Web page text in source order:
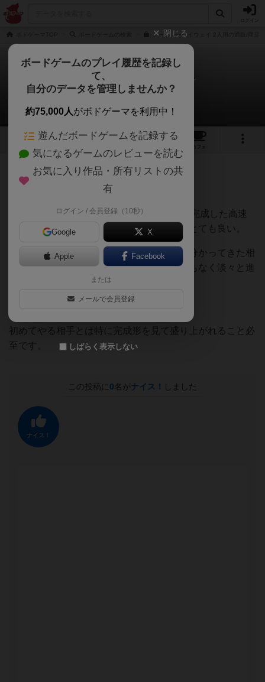
トーキョーハイウェイ 2人用の通販/商品
トーキョー・ハイウェイ
いんちきさんのレビュー
17 4 23
カフェ
69名 0名 0 約1ヶ月前
第1版の方です(ビルがシンプルで少ない)、完成した高速
道路は壮観で見応えがあります。この点はとても良い。
ゲーム性としてはやや単調で、セオリーが分かってきた相
手同士だとそこまで大きな駆け引きや逆転もなく淡々と進
初めてやる相手とは特に完成形を見て盛り上がれること必
至です。
この投稿に 0名がナイス！ しました
ナイス！
閉じる
ボードゲームのプレイ履歴を記録し
て、
自分のデータを管理しませんか？
約75,000人がボドゲーマを利用中！
遊んだボードゲームを記録する
気になるゲームのレビューを読む
お気に入り作品・所有リストの共
有
ログイン / 会員登録（10秒）
Google X
Apple Facebook
または
メールで会員登録
しばらく表示しない